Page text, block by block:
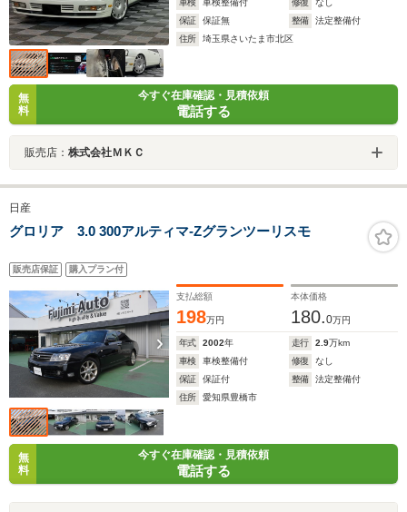
保証
保証無 整備
法定整備付
住所
埼玉県さいたま市北区
無
料
今すぐ在庫確認・見積依頼
電話する
販売店： 株式会社ＭＫＣ
日産
グロリア 3.0 300アルティマ-Zグランツーリスモ
販売店保証 購入プラン付
支払総額
198万円
本体価格
180.0万円
年式 2002年 走行 2.9万km
車検
車検整備付 修復
なし
保証
保証付 整備
法定整備付
住所
愛知県豊橋市
無
料
今すぐ在庫確認・見積依頼
電話する